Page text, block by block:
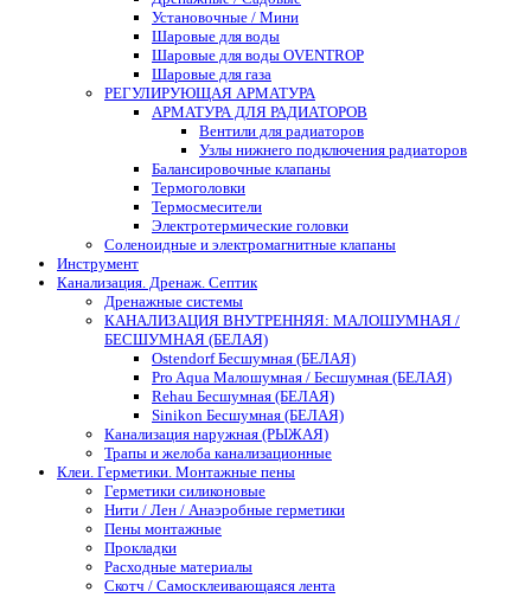
Установочные / Мини
Шаровые для воды
Шаровые для воды OVENTROP
Шаровые для газа
РЕГУЛИРУЮЩАЯ АРМАТУРА
АРМАТУРА ДЛЯ РАДИАТОРОВ
Вентили для радиаторов
Узлы нижнего подключения радиаторов
Балансировочные клапаны
Термоголовки
Термосмесители
Электротермические головки
Соленоидные и электромагнитные клапаны
Инструмент
Канализация. Дренаж. Септик
Дренажные системы
КАНАЛИЗАЦИЯ ВНУТРЕННЯЯ: МАЛОШУМНАЯ /
БЕСШУМНАЯ (БЕЛАЯ)
Ostendorf Бесшумная (БЕЛАЯ)
Pro Aqua Малошумная / Бесшумная (БЕЛАЯ)
Rehau Бесшумная (БЕЛАЯ)
Sinikon Бесшумная (БЕЛАЯ)
Канализация наружная (РЫЖАЯ)
Трапы и желоба канализационные
Клеи. Герметики. Монтажные пены
Герметики силиконовые
Нити / Лен / Анаэробные герметики
Пены монтажные
Прокладки
Расходные материалы
Скотч / Самосклеивающаяся лента